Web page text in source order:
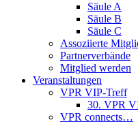
Säule A
Säule B
Säule C
Assoziierte
Partnerverbände
Mitglied werden
Veranstaltungen
VPR VIP-Treff
30. VPR
VPR connects…